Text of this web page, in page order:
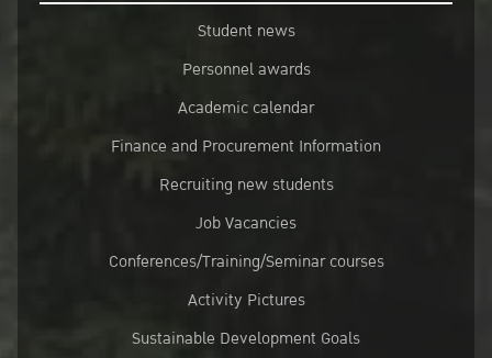
Student news
Personnel awards
Academic calendar
Finance and Procurement Information
Recruiting new students
Job Vacancies
Conferences/Training/Seminar courses
Activity Pictures
Sustainable Development Goals